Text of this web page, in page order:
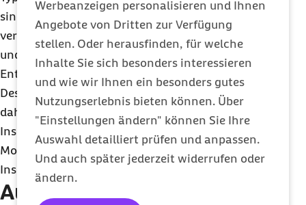
Werbeanzeigen personalisieren und Ihnen
Angebote von Dritten zur Verfügung
stellen. Oder herausfinden, für welche
Inhalte Sie sich besonders interessieren
und wie wir Ihnen ein besonders gutes
Nutzungserlebnis bieten können. Über
"Einstellungen ändern" können Sie Ihre
Auswahl detailliert prüfen und anpassen.
Und auch später jederzeit widerrufen oder
ändern.
sind häufig Durchfall und Verstopfung, oft
verursacht durch das ungewohnte exotische Essen
und schlechtere hygienische Bedingungen.
Entsprechende Medikamente und ein
Desinfektionsgel für Hände und Flächen sollten
daher bei Fernreisen nicht fehlen. Auch
Insektenschutzmittel und gegebenenfalls ein
Moskitonetz, sowie eine Salbe gegen
Insektenstiche und Sonnenbrand sind sinnvoll.
Auf Einreisebestimmungen